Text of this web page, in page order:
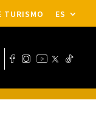
TURISMO ES